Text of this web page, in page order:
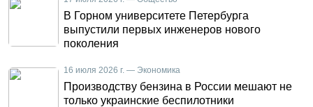
В Горном университете Петербурга
выпустили первых инженеров нового
поколения
16 июля 2026 г. — Экономика
Производству бензина в России мешают не
только украинские беспилотники